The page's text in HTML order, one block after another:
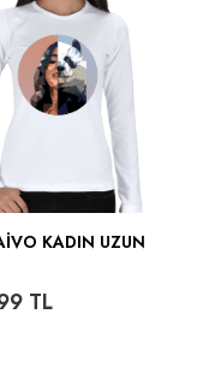
KADIN UZUN
TL